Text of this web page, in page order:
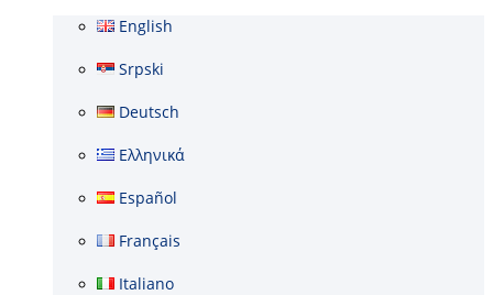
English
Srpski
Deutsch
Ελληνικά
Español
Français
Italiano